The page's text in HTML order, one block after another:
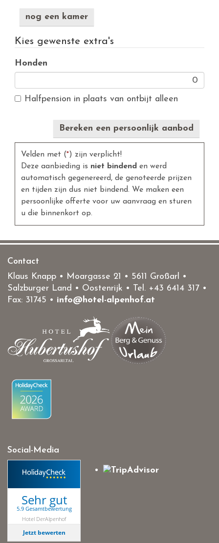
nog een kamer
Kies gewenste extra's
Honden
Halfpension in plaats van ontbijt alleen
Bereken een persoonlijk aanbod
Velden met (*) zijn verplicht!
Deze aanbieding is niet bindend en werd
automatisch gegenereerd, de genoteerde prijzen
en tijden zijn dus niet bindend. We maken een
persoonlijke offerte voor uw aanvraag en sturen
u die binnenkort op.
Contact
Klaus Knapp • Moargasse 21 • 5611 Großarl •
Salzburger Land • Oostenrijk • Tel. +43 6414 317 •
Fax: 31745 • info@hotel-alpenhof.at
Social-Media
Sehr gut
5.9 Gesamtbewertung
Hotel DerAlpenhof
Jetzt bewerten